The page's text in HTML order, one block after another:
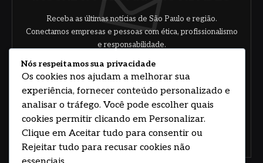
Receba as últimas notícias de São Paulo e região.
Conectamos empresas e pessoas com ética, profissionalismo
e responsabilidade.
Concorde com nossos termos e acordo de política
Nós respeitamos sua privacidade
Os cookies nos ajudam a melhorar sua
experiência, fornecer conteúdo personalizado e
analisar o tráfego. Você pode escolher quais
cookies permitir clicando em Personalizar.
Clique em Aceitar tudo para consentir ou
Rejeitar tudo para recusar cookies não